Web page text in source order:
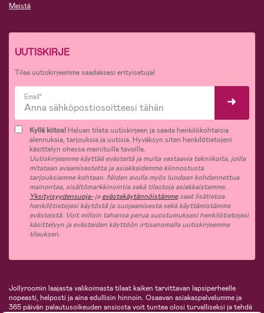
Meistä
UUTISKIRJE
Tilaa uutiskirjeemme saadaksesi erityisetuja!
Email*
Kyllä kiitos! Haluan tilata uutiskirjeen ja saada henkilökohtaisia
alennuksia, tarjouksia ja uutisia. Hyväksyn siten henkilötietojeni
käsittelyn ohessa mainituilla tavoilla.
Uutiskirjeemme käyttää evästeitä ja muita vastaavia tekniikoita, joilla
mitataan avaamisastetta ja asiakkaidemme kiinnostusta
tarjouksiamme kohtaan. Niiden avulla myös luodaan kohdennettua
mainontaa, sisältömarkkinointia sekä tilastoja asiakkaistamme.
Yksityisyydensuoja-jaevästekäytännöistämmesaat lisätietoa
henkilötietojesi käytöstä ja suojaamisesta sekä käyttämistämme
evästeistä. Voit milloin tahansa perua suostumuksesi henkilötietojesi
käsittelyyn ja evästeiden käyttöön irtisanomalla uutiskirjeemme
tilauksen.
Jollyroomin laajasta valikoimasta tilaat kaiken tarvittavan lapsiperheelle
nopeasti, helposti ja aina edullisin hinnoin. Osaavan asiakaspalvelumme ja
365 päivän palautusoikeuden ansiosta voit tuntea olosi turvalliseksi ja tehdä